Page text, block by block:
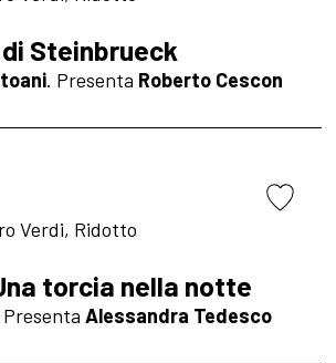
Steinbrueck
. Presenta Roberto Cescon
Verdi, Ridotto
torcia nella notte
Presenta Alessandra Tedesco